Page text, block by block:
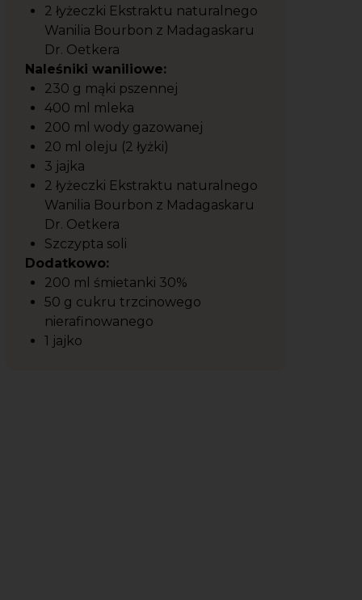
2 łyżeczki Ekstraktu naturalnego
Wanilia Bourbon z Madagaskaru
Dr. Oetkera
Naleśniki waniliowe:
230 g mąki pszennej
400 ml mleka
200 ml wody gazowanej
20 ml oleju (2 łyżki)
3 jajka
2 łyżeczki Ekstraktu naturalnego
Wanilia Bourbon z Madagaskaru
Dr. Oetkera
Szczypta soli
Dodatkowo:
200 ml śmietanki 30%
50 g cukru trzcinowego
nierafinowanego
1 jajko